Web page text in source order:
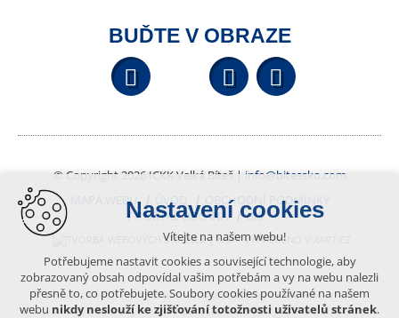
BUĎTE V OBRAZE
Facebook YouTube
© Copyright 2026 ICKK Velká Bíteš | info@bitessko.com
MAPA WEBU
ÚVOD
OBCHODNÍ PODMÍNKY
PORTÁL OBČANA
GIS
VYTVOŘENO V XART.CZ
Obsah tohoto portálu je chráněn autorským právem, které
vykonává vydavatel. Jakékoliv užití článků a fotografií z této podoby
Nastavení cookies
Vítejte na našem webu!
Potřebujeme nastavit cookies a související technologie, aby
zobrazovaný obsah odpovídal vašim potřebám a vy na webu nalezli
přesně to, co potřebujete. Soubory cookies používané na našem
webu nikdy neslouží ke zjišťování totožnosti uživatelů stránek.